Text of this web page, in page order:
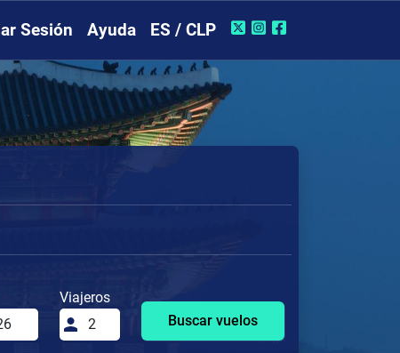
Sesión Ayuda ES / CLP
Viajeros
Buscar vuelos